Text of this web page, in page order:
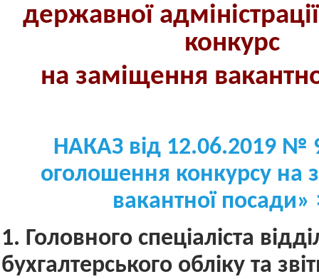
державної
конкурс
на заміщення вакант
НАКАЗ від 12.06.2019 №
оголошення конкурсу на
вакантної посади»
1. Головного спеціаліста
бухгалтерського обліку та